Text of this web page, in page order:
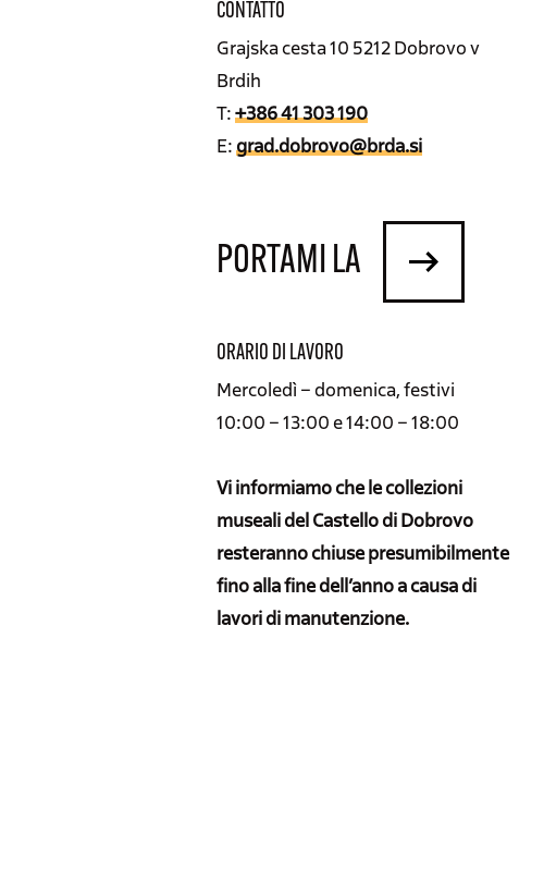
CONTATTO
Grajska cesta 10 5212 Dobrovo v
Brdih
T:+386 41 303 190
E:grad.dobrovo@brda.si
PORTAMI LA
ORARIO DI LAVORO
Mercoledì – domenica, festivi
10:00 – 13:00 e 14:00 – 18:00
Vi informiamo che le collezioni
museali del Castello di Dobrovo
resteranno chiuse presumibilmente
fino alla fine dell’anno a causa di
lavori di manutenzione.